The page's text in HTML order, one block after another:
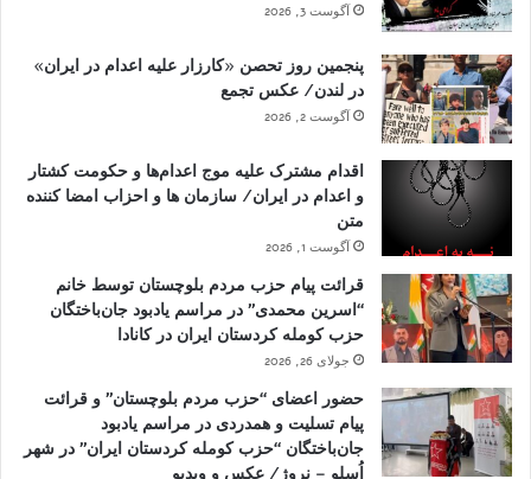
آگوست 3, 2026
پنجمین روز تحصن «کارزار علیه اعدام در ایران»
در لندن/ عکس تجمع
آگوست 2, 2026
اقدام مشترک علیه موج اعدام‌ها و حکومت کشتار
و اعدام در ایران/ سازمان ها و احزاب امضا کننده
متن
آگوست 1, 2026
قرائت پیام حزب مردم بلوچستان توسط خانم
“اسرین محمدی” در مراسم یادبود جان‌باختگان
حزب کومله کردستان ایران در کانادا
جولای 26, 2026
حضور اعضای “حزب مردم بلوچستان” و قرائت
پیام تسلیت و همدردی در مراسم یادبود
جان‌باختگان “حزب کومله کردستان ایران” در شهر
اُسلو – نروژ/ عکس و ویدیو